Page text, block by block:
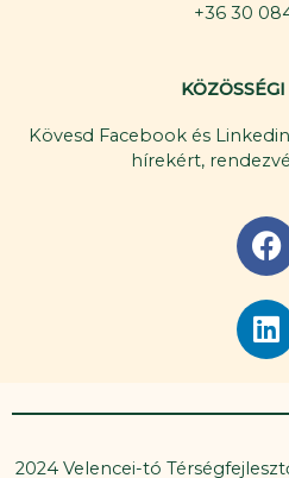
+36 30
Kövesd Facebook és
hírekért,
F
a
e
b
o
L
i
d
2024 Velencei-tó